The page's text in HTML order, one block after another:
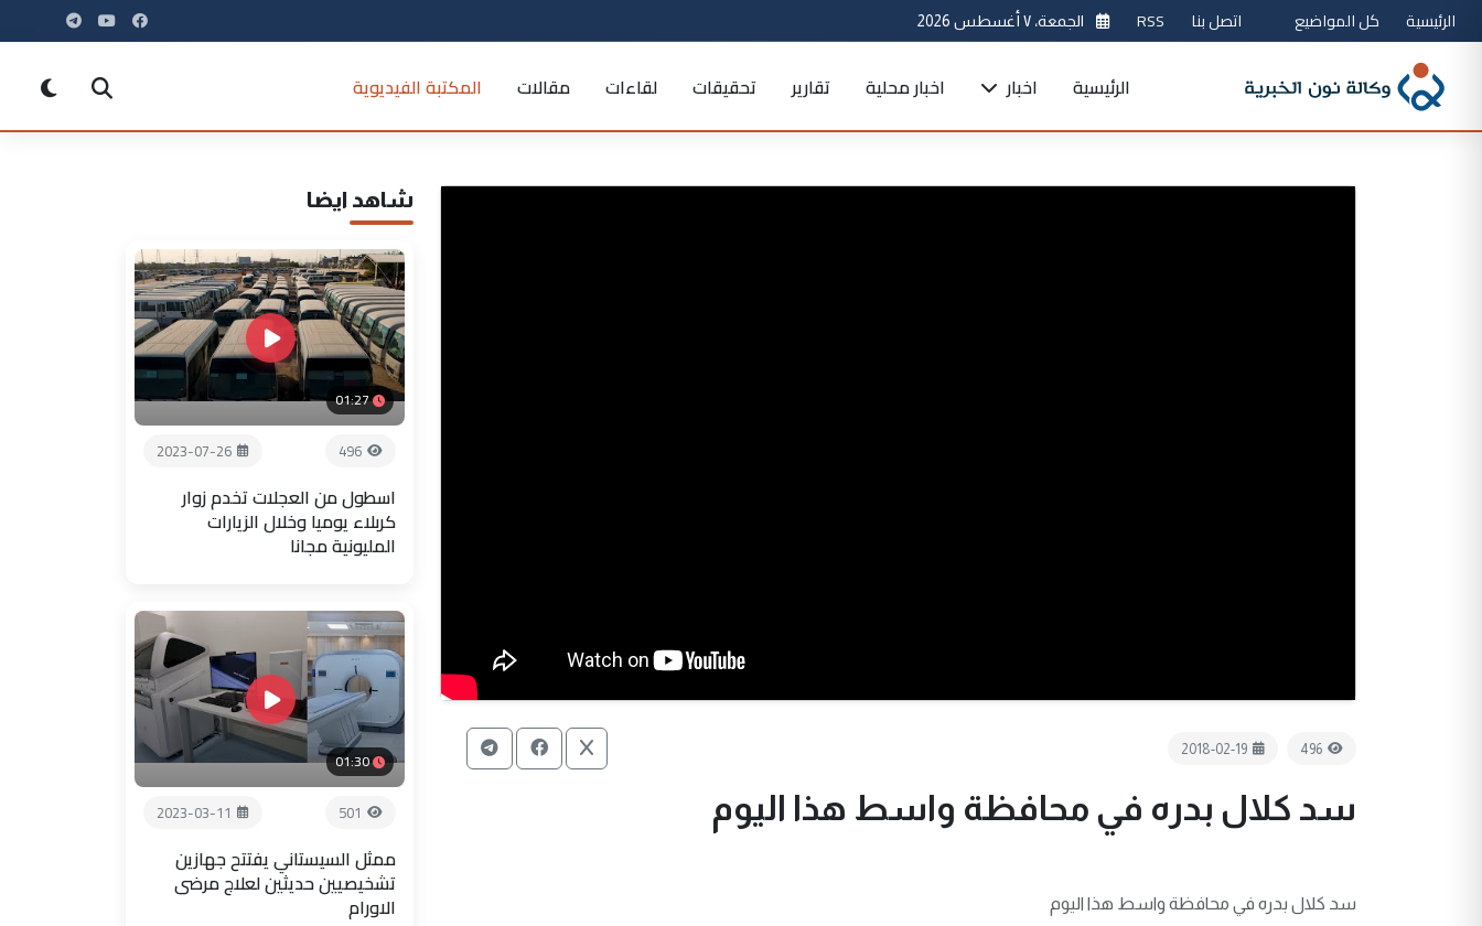
الرئيسية كل المواضيع اتصل بنا RSS الجمعة، ٧ أغسطس 2026
الرئيسية اخبار اخبار محلية تقارير تحقيقات لقاءات مقالات المكتبة الفيديوية
496
2018-02-19
سد كلال بدره في محافظة واسط هذا اليوم
سد كلال بدره في محافظة واسط هذا اليوم
شاهد ايضا
01:27
496
2023-07-26
اسطول من العجلات تخدم زوار
كربلاء يوميا وخلال الزيارات
المليونية مجانا
01:30
501
2023-03-11
ممثل السيستاني يفتتح جهازين
تشخيصيين حديثين لعلاج مرضى
الاورام